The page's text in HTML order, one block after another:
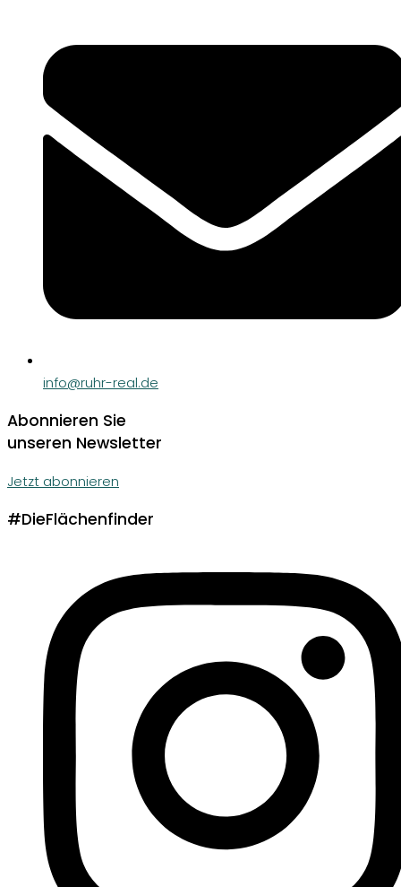
info@ruhr-real.de
Abonnieren Sie
unseren Newsletter
Jetzt abonnieren
#DieFlächenfinder